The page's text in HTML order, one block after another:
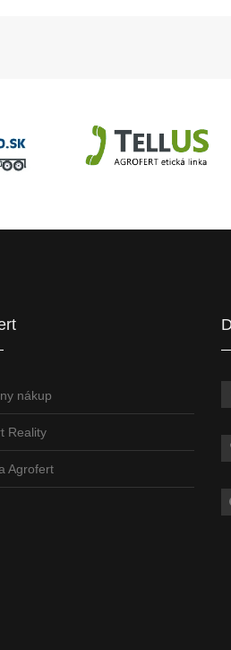
nákup
Reality
Agrofert